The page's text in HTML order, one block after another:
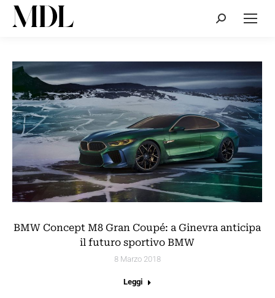
Cerca:
BMW Concept M8 Gran Coupé: a Ginevra anticipa
il futuro sportivo BMW
8 Marzo 2018
Leggi